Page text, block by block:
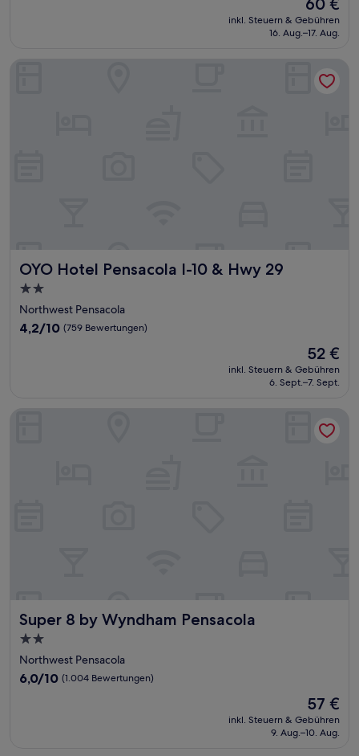
Preis
beträgt
inkl. Steuern & Gebühren
16. Aug.–17. Aug.
OYO Hotel Pensacola I-10 & Hwy 29
OYO Hotel Pensacola I-10 & Hwy 29
2.0-
Sterne-
Unterkunft
Northwest Pensacola
4.2
4,2/10 (759 Bewertungen)
Der
Preis
beträgt
52 €
inkl. Steuern & Gebühren
6. Sept.–7. Sept.
OYO Hotel Pensacola I-10 & Hwy 29
Super 8 by Wyndham Pensacola
Super 8 by Wyndham Pensacola
2.0-
Sterne-
Unterkunft
Northwest Pensacola
6.0
6,0/10 (1.004 Bewertungen)
Der
Preis
beträgt
57 €
inkl. Steuern & Gebühren
9. Aug.–10. Aug.